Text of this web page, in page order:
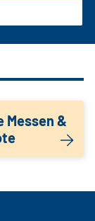
Messen &